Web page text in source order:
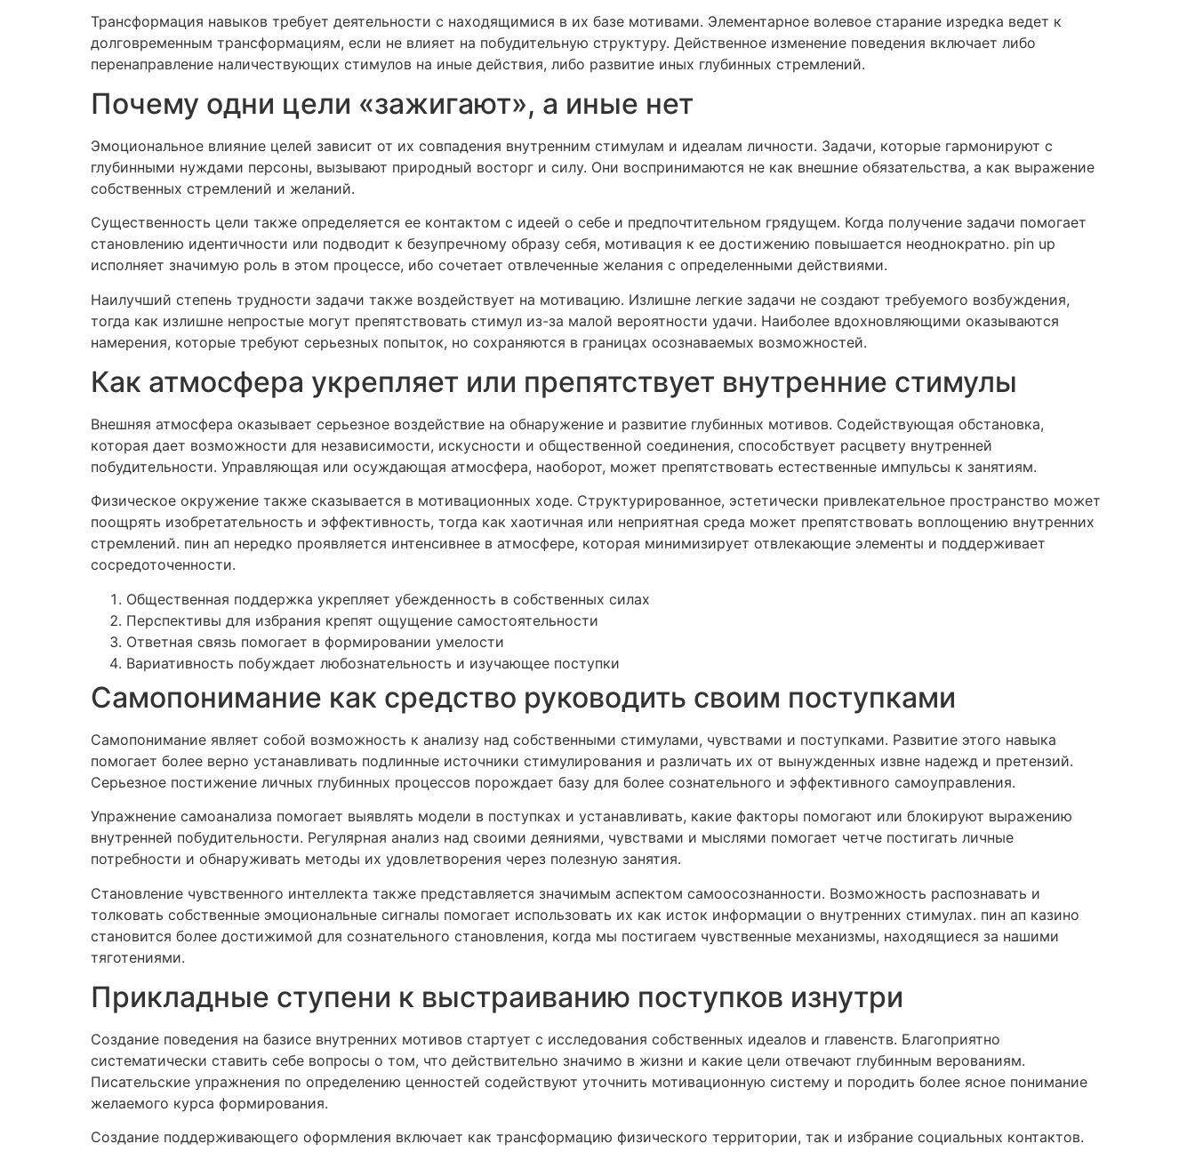
Трансформация навыков требует деятельности с находящимися в их базе мотивами. Элементарное волевое старание изредка ведет к
долговременным трансформациям, если не влияет на побудительную структуру. Действенное изменение поведения включает либо
перенаправление наличествующих стимулов на иные действия, либо развитие иных глубинных стремлений.
Почему одни цели «зажигают», а иные нет
Эмоциональное влияние целей зависит от их совпадения внутренним стимулам и идеалам личности. Задачи, которые гармонируют с
глубинными нуждами персоны, вызывают природный восторг и силу. Они воспринимаются не как внешние обязательства, а как выражение
собственных стремлений и желаний.
Существенность цели также определяется ее контактом с идеей о себе и предпочтительном грядущем. Когда получение задачи помогает
становлению идентичности или подводит к безупречному образу себя, мотивация к ее достижению повышается неоднократно. pin up
исполняет значимую роль в этом процессе, ибо сочетает отвлеченные желания с определенными действиями.
Наилучший степень трудности задачи также воздействует на мотивацию. Излишне легкие задачи не создают требуемого возбуждения,
тогда как излишне непростые могут препятствовать стимул из-за малой вероятности удачи. Наиболее вдохновляющими оказываются
намерения, которые требуют серьезных попыток, но сохраняются в границах осознаваемых возможностей.
Как атмосфера укрепляет или препятствует внутренние стимулы
Внешняя атмосфера оказывает серьезное воздействие на обнаружение и развитие глубинных мотивов. Содействующая обстановка,
которая дает возможности для независимости, искусности и общественной соединения, способствует расцвету внутренней
побудительности. Управляющая или осуждающая атмосфера, наоборот, может препятствовать естественные импульсы к занятиям.
Физическое окружение также сказывается в мотивационных ходе. Структурированное, эстетически привлекательное пространство может
поощрять изобретательность и эффективность, тогда как хаотичная или неприятная среда может препятствовать воплощению внутренних
стремлений. пин ап нередко проявляется интенсивнее в атмосфере, которая минимизирует отвлекающие элементы и поддерживает
сосредоточенности.
Общественная поддержка укрепляет убежденность в собственных силах
Перспективы для избрания крепят ощущение самостоятельности
Ответная связь помогает в формировании умелости
Вариативность побуждает любознательность и изучающее поступки
Самопонимание как средство руководить своим поступками
Самопонимание являет собой возможность к анализу над собственными стимулами, чувствами и поступками. Развитие этого навыка
помогает более верно устанавливать подлинные источники стимулирования и различать их от вынужденных извне надежд и претензий.
Серьезное постижение личных глубинных процессов порождает базу для более сознательного и эффективного самоуправления.
Упражнение самоанализа помогает выявлять модели в поступках и устанавливать, какие факторы помогают или блокируют выражению
внутренней побудительности. Регулярная анализ над своими деяниями, чувствами и мыслями помогает четче постигать личные
потребности и обнаруживать методы их удовлетворения через полезную занятия.
Становление чувственного интеллекта также представляется значимым аспектом самоосознанности. Возможность распознавать и
толковать собственные эмоциональные сигналы помогает использовать их как исток информации о внутренних стимулах. пин ап казино
становится более достижимой для сознательного становления, когда мы постигаем чувственные механизмы, находящиеся за нашими
тяготениями.
Прикладные ступени к выстраиванию поступков изнутри
Создание поведения на базисе внутренних мотивов стартует с исследования собственных идеалов и главенств. Благоприятно
систематически ставить себе вопросы о том, что действительно значимо в жизни и какие цели отвечают глубинным верованиям.
Писательские упражнения по определению ценностей содействуют уточнить мотивационную систему и породить более ясное понимание
желаемого курса формирования.
Создание поддерживающего оформления включает как трансформацию физического территории, так и избрание социальных контактов.